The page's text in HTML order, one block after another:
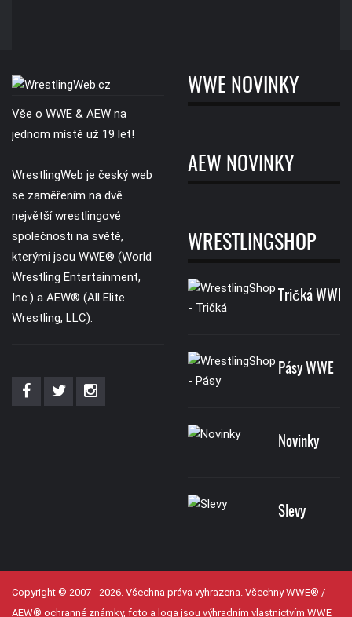
Vše o WWE & AEW na
jednom místě už 19 let!
WrestlingWeb je český web
se zaměřením na dvě
největší wrestlingové
společnosti na světě,
kterými jsou WWE® (World
Wrestling Entertainment,
Inc.) a AEW® (All Elite
Wrestling, LLC).
WWE NOVINKY
AEW NOVINKY
WRESTLINGSHOP
Tričká WWE
Pásy WWE
Novinky
Slevy
Copyright © 2007 - 2026. Všechna práva vyhrazena. Všechny WWE® /
AEW® ochranné známky, foto a loga jsou výhradním vlastnictvím WWE